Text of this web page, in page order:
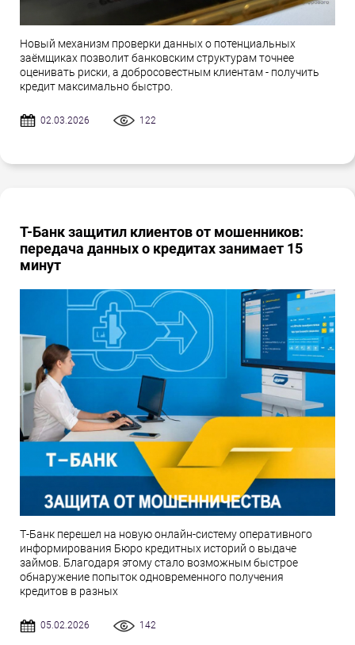
Новый механизм проверки данных о потенциальных
заёмщиках позволит банковским структурам точнее
оценивать риски, а добросовестным клиентам - получить
кредит максимально быстро.
02.03.2026 122
Т-Банк защитил клиентов от мошенников:
передача данных о кредитах занимает 15
минут
Т-Банк перешел на новую онлайн-систему оперативного
информирования Бюро кредитных историй о выдаче
займов. Благодаря этому стало возможным быстрое
обнаружение попыток одновременного получения
кредитов в разных
05.02.2026 142